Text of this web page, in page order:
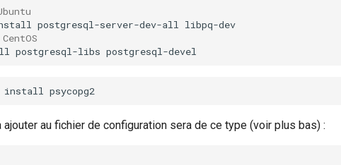
postgresql-server-dev-all
postgresql-libs
install
ajouter au fichier de configuration sera de ce type (voir plus bas) :